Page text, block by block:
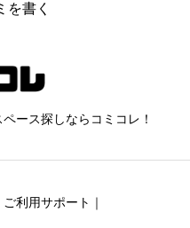
を書く
ース探しならコミコレ！
ご利用サポート｜